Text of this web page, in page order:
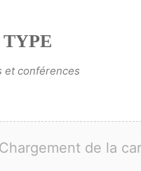
et conférences
Chargement de la